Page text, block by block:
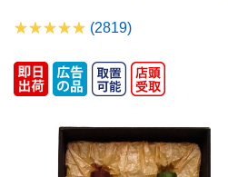
(2819)